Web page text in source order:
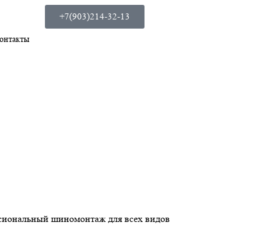
+7(903)214-32-13
шиномонтаж для всех видов